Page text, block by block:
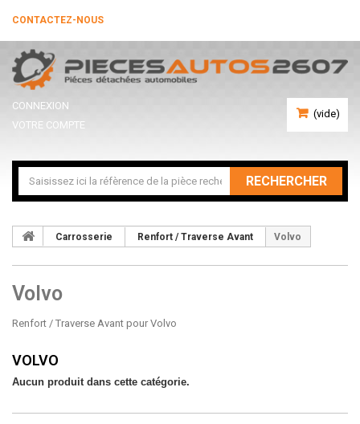
CONTACTEZ-NOUS
(vide)
CONNEXION
VOTRE COMPTE
RECHERCHER
Carrosserie Renfort / Traverse Avant Volvo
Volvo
Renfort / Traverse Avant pour Volvo
VOLVO
Aucun produit dans cette catégorie.